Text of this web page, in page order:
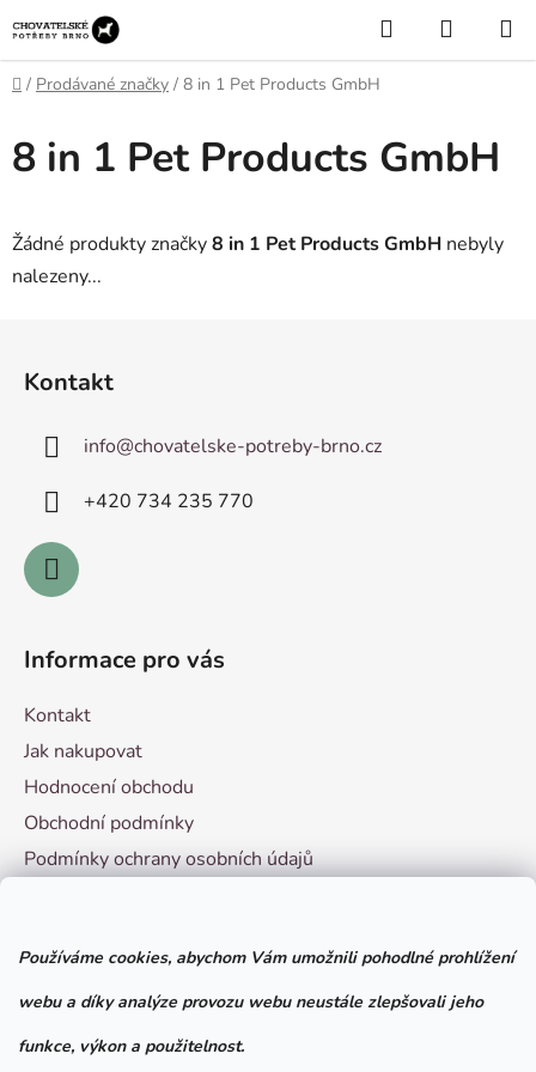
Používáme cookies, abychom Vám umožnili pohodlné prohlížení
webu a díky analýze provozu webu neustále zlepšovali jeho
funkce, výkon a použitelnost.
na
obsah
Hledat
KOŠÍK
Domů
/ Prodávané značky / 8 in 1 Pet Products GmbH
8 in 1 Pet Products GmbH
Žádné produkty značky8 in 1 Pet Products GmbH nebyly
nalezeny...
Kontakt
info@chovatelske-potreby-brno.cz
+420 ­734 235 770
Informace pro vás
Kontakt
Jak nakupovat
Hodnocení obchodu
Obchodní podmínky
Podmínky ochrany osobních údajů
Facebook